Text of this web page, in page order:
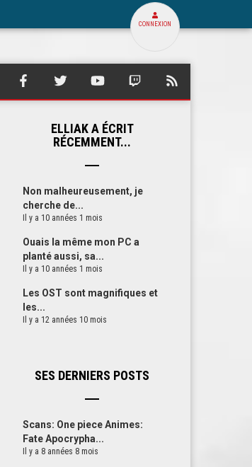
CONNEXION
SQUARE
SQUARE
FACEBOOK
SQUARE
TWITTER
SQUARE
YOUTUBE
SQUARE
ELLIAK A ÉCRIT
RÉCEMMENT...
Non malheureusement, je
cherche de...
Il y a 10 années 1 mois
Ouais la même mon PC a
planté aussi, sa...
Il y a 10 années 1 mois
Les OST sont magnifiques et
les...
Il y a 12 années 10 mois
SES DERNIERS POSTS
Scans: One piece Animes:
Fate Apocrypha...
Il y a 8 années 8 mois